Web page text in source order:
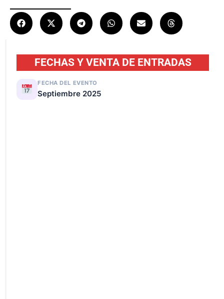
FECHAS Y VENTA DE ENTRADAS
FECHA DEL EVENTO
Septiembre 2025